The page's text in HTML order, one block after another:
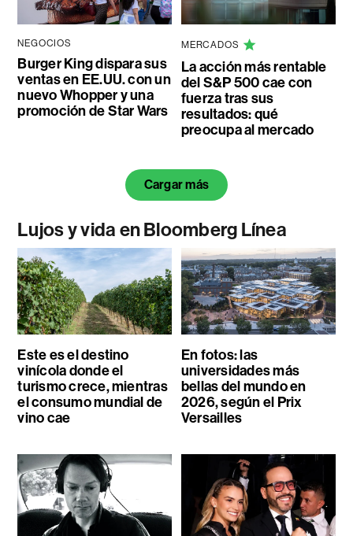
NEGOCIOS
Burger King dispara sus
ventas en EE.UU. con un
nuevo Whopper y una
promoción de Star Wars
MERCADOS
La acción más rentable
del S&P 500 cae con
fuerza tras sus
resultados: qué
preocupa al mercado
Cargar más
Lujos y vida en Bloomberg Línea
Este es el destino
vinícola donde el
turismo crece, mientras
el consumo mundial de
vino cae
En fotos: las
universidades más
bellas del mundo en
2026, según el Prix
Versailles